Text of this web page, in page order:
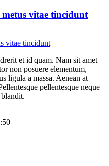
vitae tincidunt
et id quam. Nam sit amet
non posuere elementum,
ligula a massa. Aenean at
pellentesque neque